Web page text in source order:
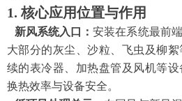
1. 核心应用位置与作用
新风系统入口：安装在系统最前
大部分的灰尘、沙粒、飞虫及柳
续的表冷器、加热盘管及风机等
换热效率与设备安全。